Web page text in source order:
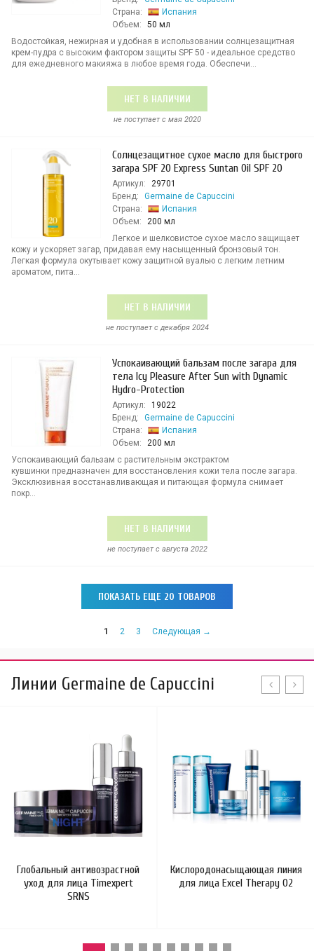
Страна:
Испания
Объем:
50 мл
Водостойкая, нежирная и удобная в использовании солнцезащитная
крем-пудра с высоким фактором защиты SPF 50 - идеальное средство
для ежедневного макияжа в любое время года. Обеспечи...
НЕТ В НАЛИЧИИ
не поступает c мая 2020
Солнцезащитное сухое масло для быстрого
загара SPF 20 Express Suntan Oil SPF 20
Артикул:
29701
Бренд:
Germaine de Capuccini
Страна:
Испания
Объем:
200 мл
Легкое и шелковистое сухое масло защищает
кожу и ускоряет загар, придавая ему насыщенный бронзовый тон.
Легкая формула окутывает кожу защитной вуалью с легким летним
ароматом, пита...
НЕТ В НАЛИЧИИ
не поступает c декабря 2024
Успокаивающий бальзам после загара для
тела Icy Pleasure After Sun with Dynamic
Hydro-Protection
Артикул:
19022
Бренд:
Germaine de Capuccini
Страна:
Испания
Объем:
200 мл
Успокаивающий бальзам с растительным экстрактом
кувшинки предназначен для восстановления кожи тела после загара.
Эксклюзивная восстанавливающая и питающая формула снимает
покр...
НЕТ В НАЛИЧИИ
не поступает c августа 2022
ПОКАЗАТЬ ЕЩЕ 20 ТОВАРОВ
1 2 3 Следующая →
Линии Germaine de Capuccini
Глобальный антивозрастной
уход для лица Timexpert
SRNS
Кислородонасыщающая линия
для лица Excel Therapy O2